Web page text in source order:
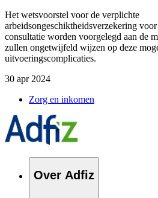
Het wetsvoorstel voor de verplichte
arbeidsongeschiktheidsverzekering
consultatie worden voorgelegd aan de
zullen ongetwijfeld wijzen op deze
uitvoeringscomplicaties.
30 apr 2024
Zorg en inkomen
Over Adfiz